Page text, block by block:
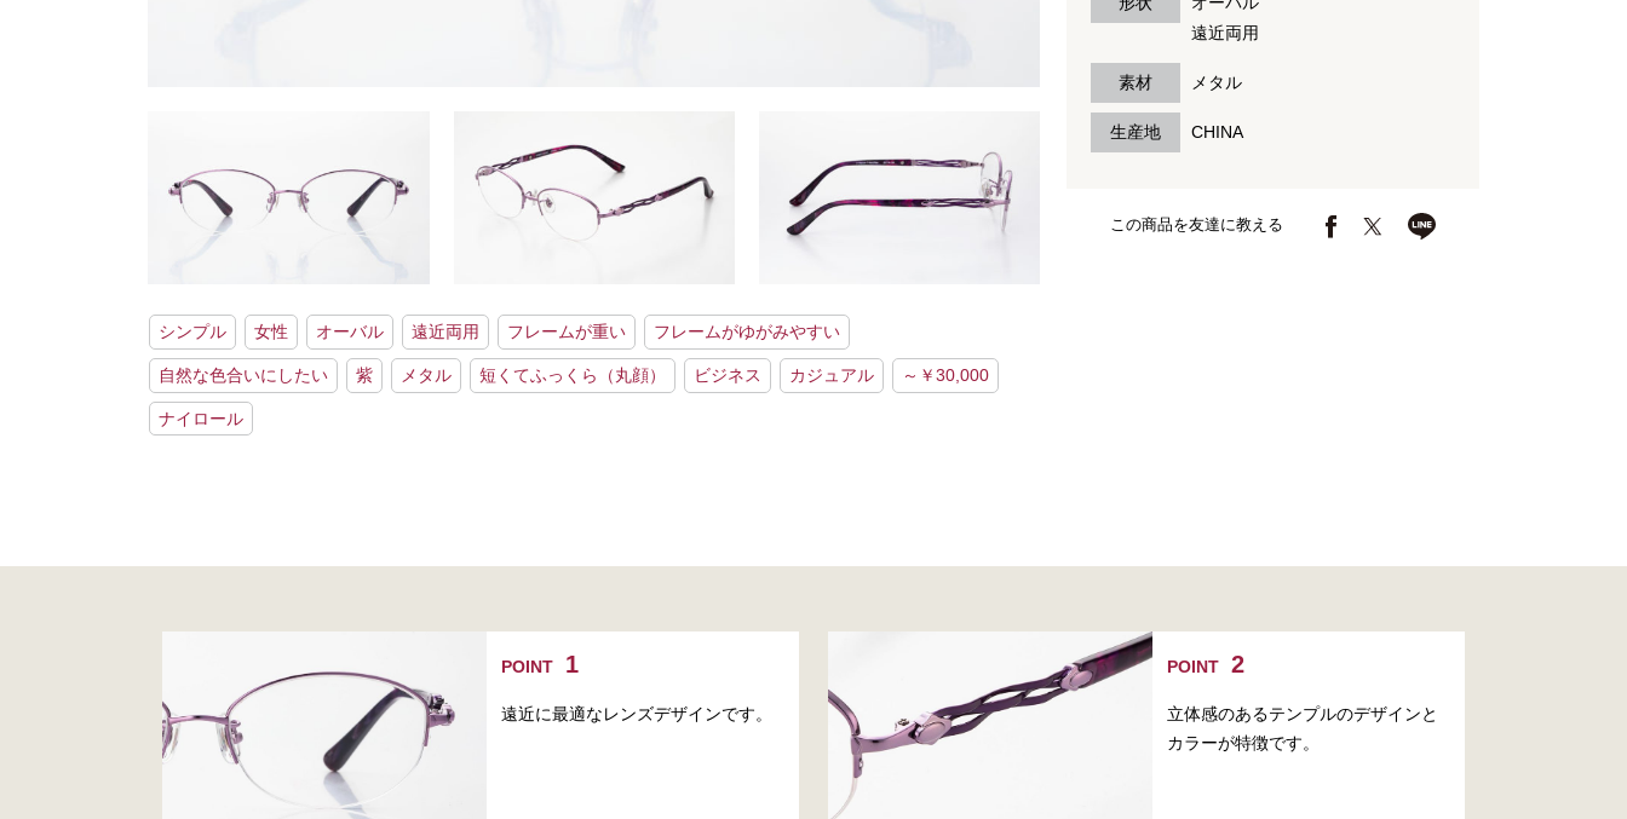
シンプル 女性 オーバル 遠近両用 フレームが重い フレームがゆがみやすい
自然な色合いにしたい 紫 メタル 短くてふっくら（丸顔） ビジネス カジュアル ～￥30,000
ナイロール
遠近両用
素材 メタル
生産地 CHINA
この商品を友達に教える
POINT
遠近に最適なレンズデザインです。
POINT
立体感のあるテンプルのデザインと
カラーが特徴です。